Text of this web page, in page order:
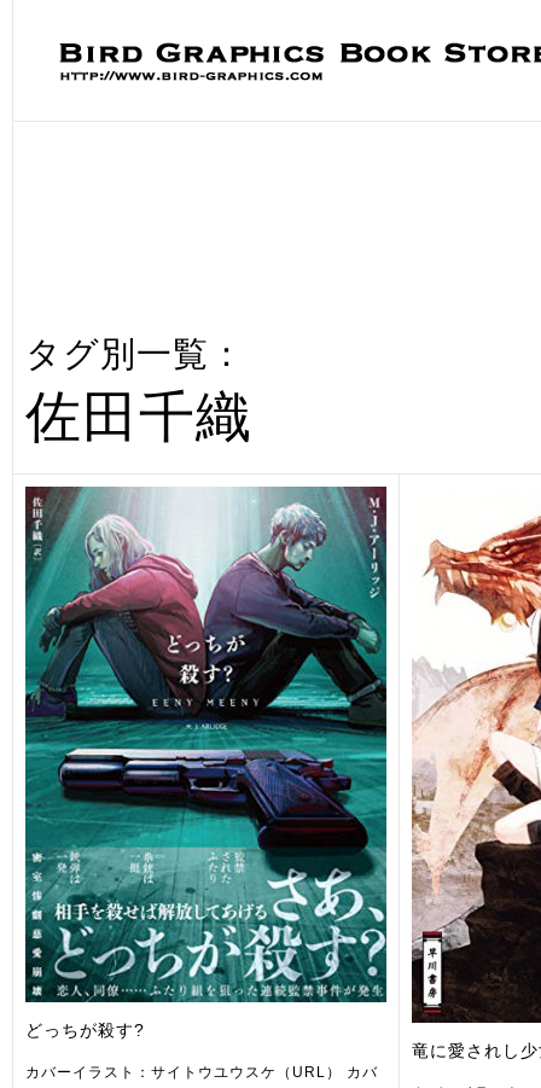
タグ別一覧：
佐田千織
どっちが殺す?
カバーイラスト：サイトウユウスケ（URL） カバ
竜に愛されし